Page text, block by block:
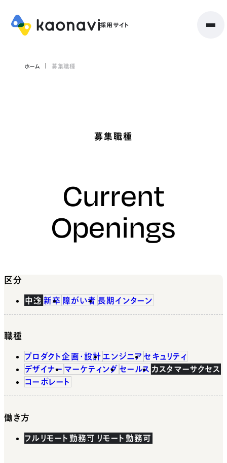
ホーム 募集職種
募集職種
Current
Openings
区分
中途 新卒 障がい者 長期インターン
職種
プロダクト企画・設計 エンジニア セキュリティ
デザイナー マーケティング セールス カスタマーサクセス
コーポレート
働き方
フルリモート勤務可 リモート勤務可